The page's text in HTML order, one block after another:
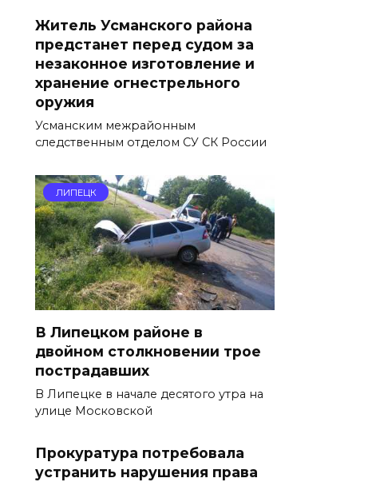
Житель Усманского района
предстанет перед судом за
незаконное изготовление и
хранение огнестрельного
оружия
Усманским межрайонным
следственным отделом СУ СК России
ЛИПЕЦК
В Липецком районе в
двойном столкновении трое
пострадавших
В Липецке в начале десятого утра на
улице Московской
Прокуратура потребовала
устранить нарушения права